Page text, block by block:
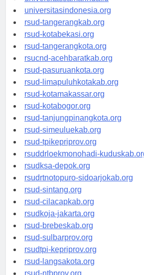
universitassamarinda.id
universitasindonesia.org
rsud-tangerangkab.org
rsud-kotabekasi.org
rsud-tangerangkota.org
rsucnd-acehbaratkab.org
rsud-pasuruankota.org
rsud-limapuluhkotakab.org
rsud-kotamakassar.org
rsud-kotabogor.org
rsud-tanjungpinangkota.org
rsud-simeuluekab.org
rsud-tpikepriprov.org
rsuddrloekmonohadi-kuduskab.org
rsudksa-depok.org
rsudrtnotopuro-sidoarjokab.org
rsud-sintang.org
rsud-cilacapkab.org
rsudkoja-jakarta.org
rsud-brebeskab.org
rsud-sulbarprov.org
rsudtpi-kepriprov.org
rsud-langsakota.org